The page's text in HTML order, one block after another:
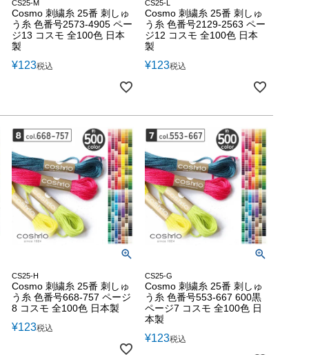
CS25-M
Cosmo 刺繍糸 25番 刺しゅ
う糸 色番号2573-4905 ペー
ジ13 コスモ 全100色 日本
製
¥123税込
CS25-L
Cosmo 刺繍糸 25番 刺しゅ
う糸 色番号2129-2563 ペー
ジ12 コスモ 全100色 日本
製
¥123税込
CS25-H
Cosmo 刺繍糸 25番 刺しゅ
う糸 色番号668-757 ページ
8 コスモ 全100色 日本製
¥123税込
CS25-G
Cosmo 刺繍糸 25番 刺しゅ
う糸 色番号553-667 600黒
ページ7 コスモ 全100色 日
本製
¥123税込